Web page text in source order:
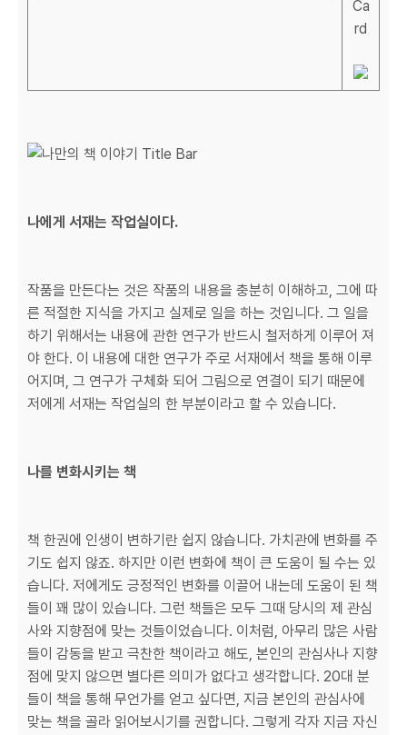
나에게 서재는 작업실이다.
작품을 만든다는 것은 작품의 내용을 충분히 이해하고, 그에 따
른 적절한 지식을 가지고 실제로 일을 하는 것입니다. 그 일을
하기 위해서는 내용에 관한 연구가 반드시 철저하게 이루어 져
야 한다. 이 내용에 대한 연구가 주로 서재에서 책을 통해 이루
어지며, 그 연구가 구체화 되어 그림으로 연결이 되기 때문에
저에게 서재는 작업실의 한 부분이라고 할 수 있습니다.
나를 변화시키는 책
책 한권에 인생이 변하기란 쉽지 않습니다. 가치관에 변화를 주
기도 쉽지 않죠. 하지만 이런 변화에 책이 큰 도움이 될 수는 있
습니다. 저에게도 긍정적인 변화를 이끌어 내는데 도움이 된 책
들이 꽤 많이 있습니다. 그런 책들은 모두 그때 당시의 제 관심
사와 지향점에 맞는 것들이었습니다. 이처럼, 아무리 많은 사람
들이 감동을 받고 극찬한 책이라고 해도, 본인의 관심사나 지향
점에 맞지 않으면 별다른 의미가 없다고 생각합니다. 20대 분
들이 책을 통해 무언가를 얻고 싶다면, 지금 본인의 관심사에
맞는 책을 골라 읽어보시기를 권합니다. 그렇게 각자 지금 자신